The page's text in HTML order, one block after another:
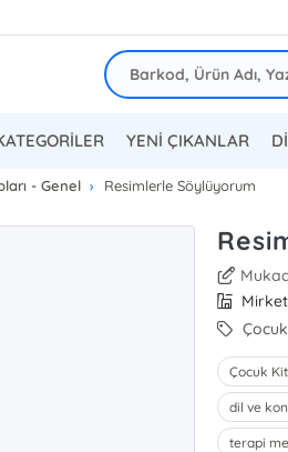
YENİ ÇIKANLAR
- Genel Resimlerle Söylüyorum
Mirket
Çocuk
dil ve
terapi